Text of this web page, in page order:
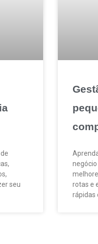
seu
rotas e
rápidas